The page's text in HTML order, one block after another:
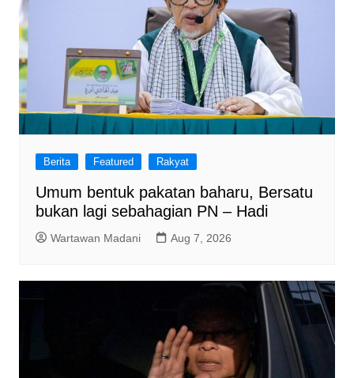
Berita Featured Rakyat
Umum bentuk pakatan baharu, Bersatu
bukan lagi sebahagian PN – Hadi
Wartawan Madani Aug 7, 2026